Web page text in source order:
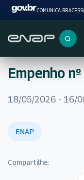
COMUNICA BR
Empenho
18/05/2026 - 16/
ENAP
Compartilhe: